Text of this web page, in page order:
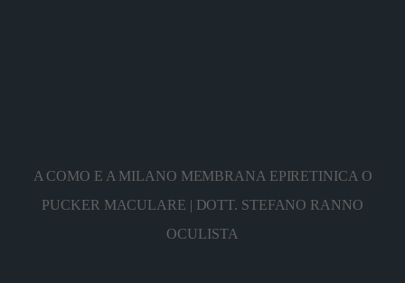
A COMO E A MILANO MEMBRANA EPIRETINICA O
PUCKER MACULARE | DOTT. STEFANO RANNO
OCULISTA